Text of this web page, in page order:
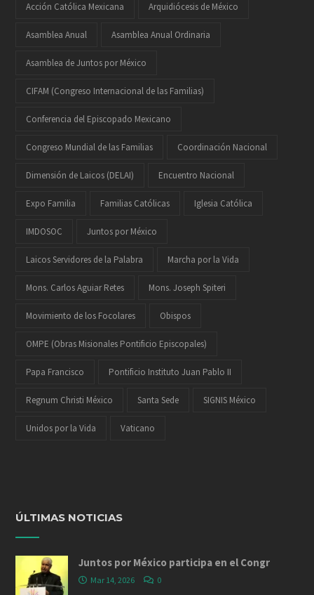
Acción Católica Mexicana Arquidiócesis de México
Asamblea Anual Asamblea Anual Ordinaria
Asamblea de Juntos por México
CIFAM (Congreso Internacional de las Familias)
Conferencia del Episcopado Mexicano
Congreso Mundial de las Familias Coordinación Nacional
Dimensión de Laicos (DELAI) Encuentro Nacional
Expo Familia Familias Católicas Iglesia Católica
IMDOSOC Juntos por México
Laicos Servidores de la Palabra Marcha por la Vida
Mons. Carlos Aguiar Retes Mons. Joseph Spiteri
Movimiento de los Focolares Obispos
OMPE (Obras Misionales Pontificio Episcopales)
Papa Francisco Pontificio Instituto Juan Pablo II
Regnum Christi México Santa Sede SIGNIS México
Unidos por la Vida Vaticano
ÚLTIMAS NOTICIAS
Juntos por México participa en el Congr
Mar 14, 2026 0